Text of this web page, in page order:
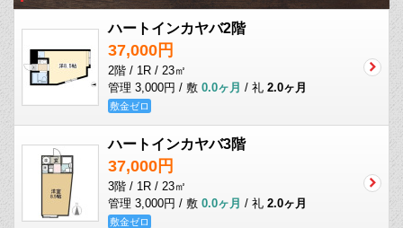
ハートインカヤバ2階
37,000円
2階 / 1R / 23㎡
管理 3,000円 / 敷 0.0ヶ月 / 礼 2.0ヶ月
敷金ゼロ
ハートインカヤバ3階
37,000円
3階 / 1R / 23㎡
管理 3,000円 / 敷 0.0ヶ月 / 礼 2.0ヶ月
敷金ゼロ